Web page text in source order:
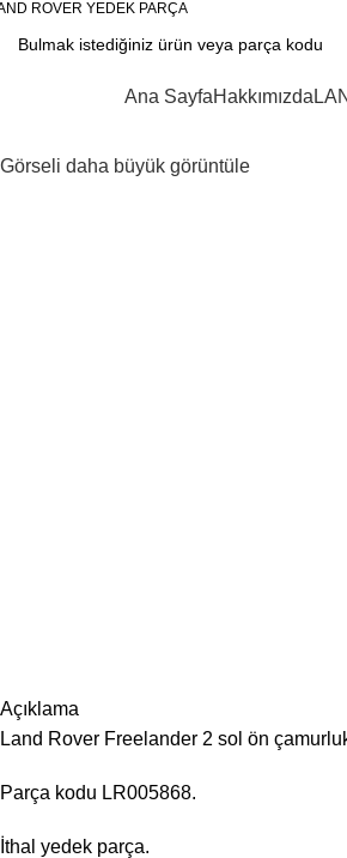
ROVER YEDEK PARÇA
Ana SayfaHakkımızda
Görseli daha büyük görüntüle
Açıklama
Land Rover Freelander 2 sol ön
Parça kodu LR005868.
İthal yedek parça.